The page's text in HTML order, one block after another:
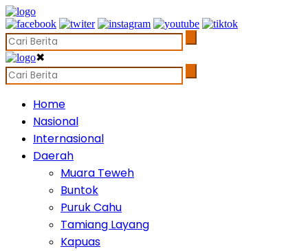
✖
Home
Nasional
Internasional
Daerah
Muara Teweh
Buntok
Puruk Cahu
Tamiang Layang
Kapuas